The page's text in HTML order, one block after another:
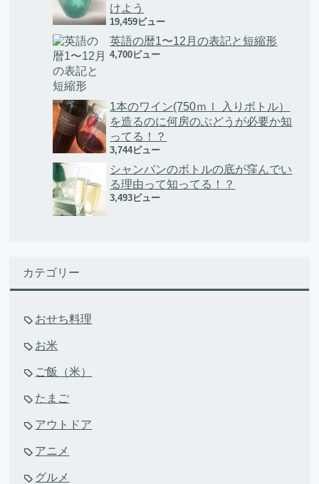
けよう
19,459ビュー
英語の暦1〜12月の表記と短縮形
4,700ビュー
1本のワイン(750ｍｌ 入りボトル）
を造るのに何房のぶどうが必要か知
ってる！？
3,744ビュー
シャンパンのボトルの底が窪んでい
る理由って知ってる！？
3,493ビュー
カテゴリー
おせち料理
お米
ご飯（米）
たまご
アウトドア
アニメ
グルメ